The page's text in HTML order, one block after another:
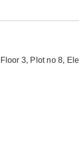
3, Plot no 8,